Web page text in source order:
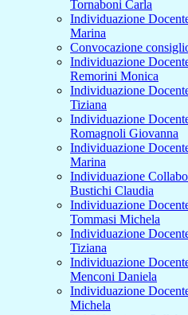
Tornaboni Carla
Individuazione
Marina
Convocazione
Individuazione
Remorini Monica
Individuazione
Tiziana
Individuazione
Romagnoli Giovanna
Individuazione
Marina
Individuazione
Bustichi Claudia
Individuazione
Tommasi Michela
Individuazione
Tiziana
Individuazione
Menconi Daniela
Individuazione
Michela